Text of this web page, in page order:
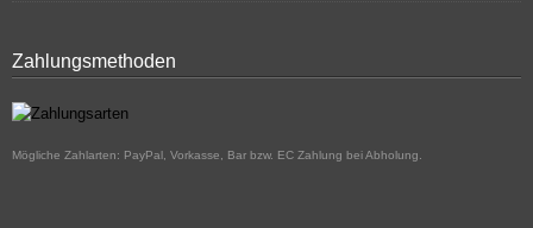
Zahlungsmethoden
Mögliche Zahlarten: PayPal, Vorkasse, Bar bzw. EC Zahlung bei Abholung.